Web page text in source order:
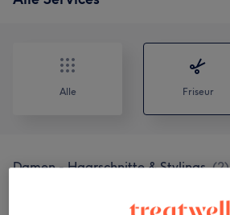
Alle Friseur
Damen - Haarschnitte & Stylings (2)
Herren - Haarschnitte & Stylings (1)